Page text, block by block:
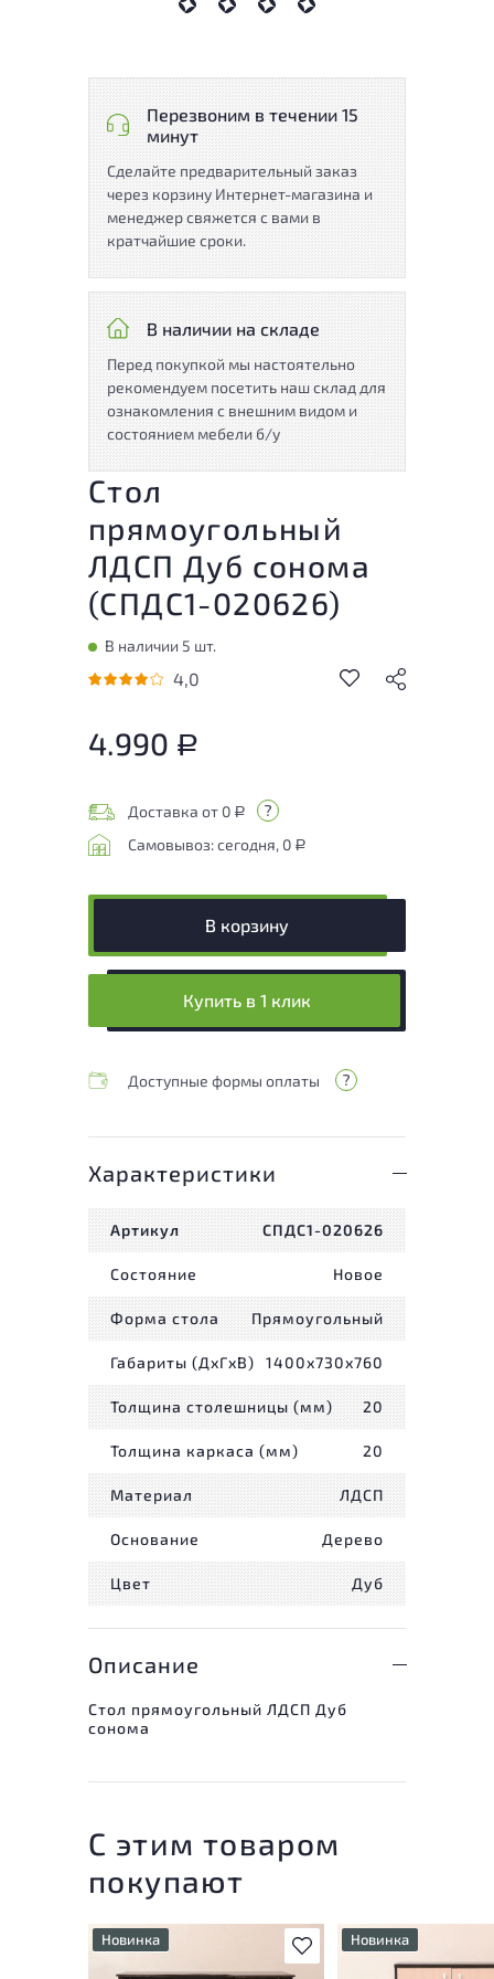
Перезвоним в течении 15
минут
Сделайте предварительный заказ
через корзину Интернет-магазина и
менеджер свяжется с вами в
кратчайшие сроки.
В наличии на складе
Перед покупкой мы настоятельно
рекомендуем посетить наш склад для
ознакомления с внешним видом и
состоянием мебели б/у
Стол
прямоугольный
ЛДСП Дуб сонома
(СПДС1-020626)
В наличии 5 шт.
4,0
4.990 Р
Доставка от 0 Р
Самовывоз: сегодня, 0 Р
В корзину
Купить в 1 клик
Доступные формы оплаты
Характеристики
Артикул СПДС1-020626
Состояние Новое
Форма стола Прямоугольный
Габариты (ДxГxВ) 1400x730x760
Толщина столешницы (мм) 20
Толщина каркаса (мм) 20
Материал ЛДСП
Основание Дерево
Цвет Дуб
Описание
Стол прямоугольный ЛДСП Дуб
сонома
С этим товаром
покупают
В избранное
Новинка
У товара присутствуют
Новинка
У товара